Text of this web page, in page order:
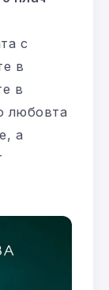
с
в
в
любовта
а